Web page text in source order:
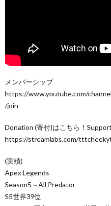
メンバーシップ
https://www.youtube.com/
/join
Donation (寄付)はこちら！
https://streamlabs.com/
(実績)
Apex Legends
Season5～All Predator
S5世界39位